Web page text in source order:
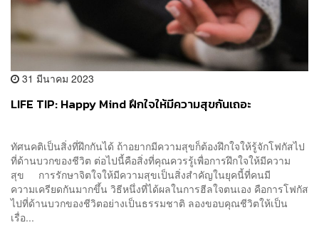
31 มีนาคม 2023
LIFE TIP: Happy Mind ฝึกใจให้มีความสุขกันเถอะ
ทัศนคติเป็นสิ่งที่ฝึกกันได้ ถ้าอยากมีความสุขก็ต้องฝึกใจให้รู้จักโฟกัสไป
ที่ด้านบวกของชีวิต ต่อไปนี้คือสิ่งที่คุณควรรู้เพื่อการฝึกใจให้มีความ
สุข การรักษาจิตใจให้มีความสุขเป็นสิ่งสำคัญในยุคนี้ที่คนมี
ความเครียดกันมากขึ้น วิธีหนึ่งที่ได้ผลในการฮีลใจตนเอง คือการโฟกัส
ไปที่ด้านบวกของชีวิตอย่างเป็นธรรมชาติ ลองขอบคุณชีวิตให้เป็น
เรื่อ...